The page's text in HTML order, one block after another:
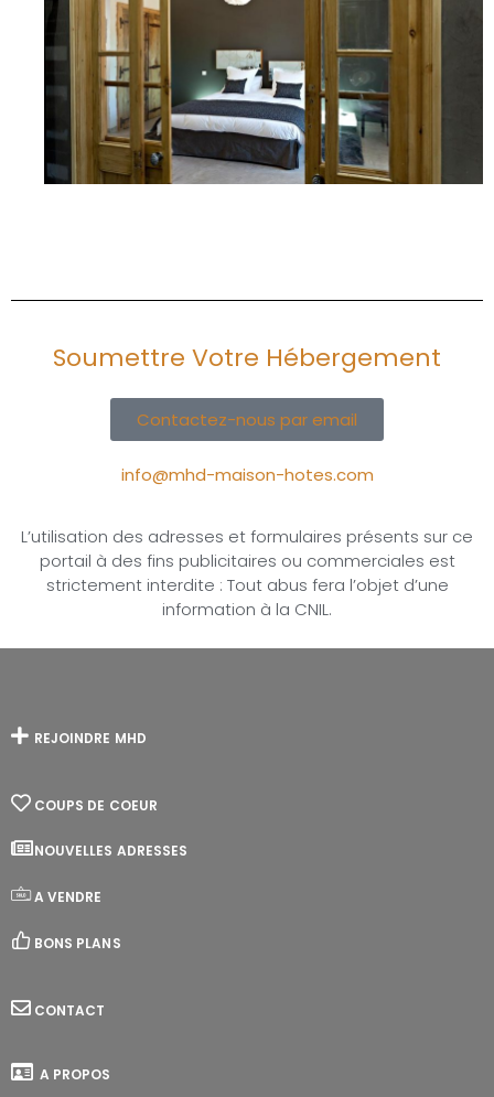
Soumettre Votre Hébergement
Contactez-nous par email
info@mhd-maison-hotes.com
L’utilisation des adresses et formulaires présents sur ce
portail à des fins publicitaires ou commerciales est
strictement interdite : Tout abus fera l’objet d’une
information à la CNIL.
REJOINDRE MHD
COUPS DE COEUR
NOUVELLES ADRESSES
A VENDRE
BONS PLANS
CONTACT
A PROPOS